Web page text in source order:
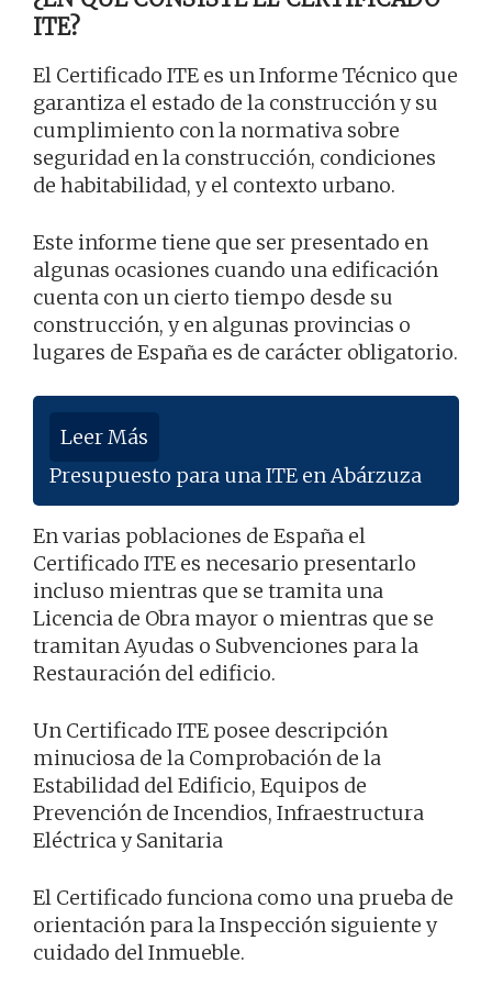
ITE?
El Certificado ITE es un Informe Técnico que
garantiza el estado de la construcción y su
cumplimiento con la normativa sobre
seguridad en la construcción, condiciones
de habitabilidad, y el contexto urbano.
Este informe tiene que ser presentado en
algunas ocasiones cuando una edificación
cuenta con un cierto tiempo desde su
construcción, y en algunas provincias o
lugares de España es de carácter obligatorio.
Leer Más
Presupuesto para una ITE en Abárzuza
En varias poblaciones de España el
Certificado ITE es necesario presentarlo
incluso mientras que se tramita una
Licencia de Obra mayor o mientras que se
tramitan Ayudas o Subvenciones para la
Restauración del edificio.
Un Certificado ITE posee descripción
minuciosa de la Comprobación de la
Estabilidad del Edificio, Equipos de
Prevención de Incendios, Infraestructura
Eléctrica y Sanitaria
El Certificado funciona como una prueba de
orientación para la Inspección siguiente y
cuidado del Inmueble.